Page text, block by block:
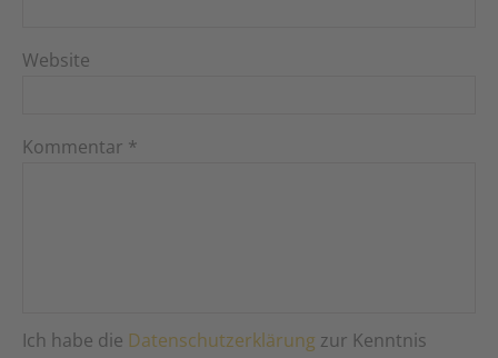
Website
Kommentar *
Ich habe die Datenschutzerklärung zur Kenntnis